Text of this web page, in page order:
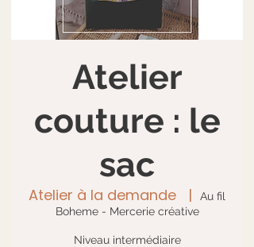
Atelier
couture : le
sac
Atelier à la demande
  |
Au fil
Boheme - Mercerie créative
Niveau intermédiaire